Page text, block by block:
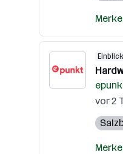
vor 2